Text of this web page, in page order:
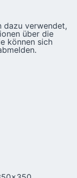
dazu verwendet,
über die
können sich